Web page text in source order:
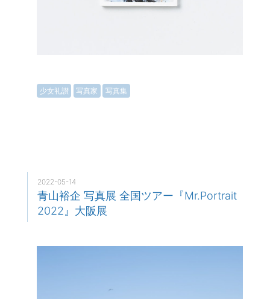
少女礼讃 写真家 写真集
2022-05-14
青山裕企 写真展 全国ツアー『Mr.Portrait
2022』大阪展